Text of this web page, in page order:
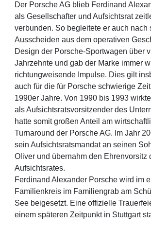
Der Porsche AG blieb Ferdinand
als Gesellschafter und Aufsichtsrat
verbunden. So begleitete er auch nach
Ausscheiden aus dem operativen
Design der Porsche-Sportwagen über
Jahrzehnte und gab der Marke immer
richtungweisende Impulse. Dies gilt
auch für die für Porsche schwierige
1990er Jahre. Von 1990 bis 1993
als Aufsichtsratsvorsitzender des
hatte somit großen Anteil am
Turnaround der Porsche AG. Im Jahr
sein Aufsichtsratsmandat an seinen
Oliver und übernahm den Ehrenvorsitz
Aufsichtsrates.
Ferdinand Alexander Porsche wird im
Familienkreis im Familiengrab am
See beigesetzt. Eine offizielle
einem späteren Zeitpunkt in Stuttgart